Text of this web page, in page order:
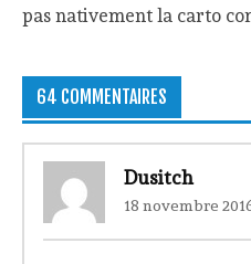
pas nativement la carto
64 COMMENTAIRES
Dusitch
18 novembre